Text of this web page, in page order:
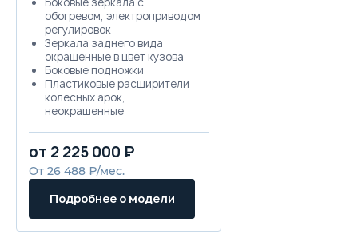
обогревом, электроприводом
регулировок
Зеркала заднего вида
окрашенные в цвет кузова
Боковые подножки
Пластиковые расширители
колесных арок,
неокрашенные
Передние парковочные
сенсоры
Задние парковочные
сенсоры
Система кругового обзора
360°
Антиблокировочная система
от 2 225 000 ₽
От 26 488 ₽/мес.
Подробнее о модели